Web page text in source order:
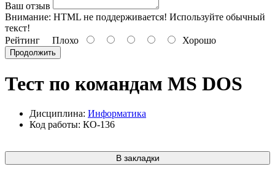
Ваш отзыв
Внимание: HTML не поддерживается! Используйте обычный
текст!
Рейтинг Плохо Хорошо
Продолжить
Тест по командам MS DOS
Дисциплина: Информатика
Код работы: КО-136
В закладки